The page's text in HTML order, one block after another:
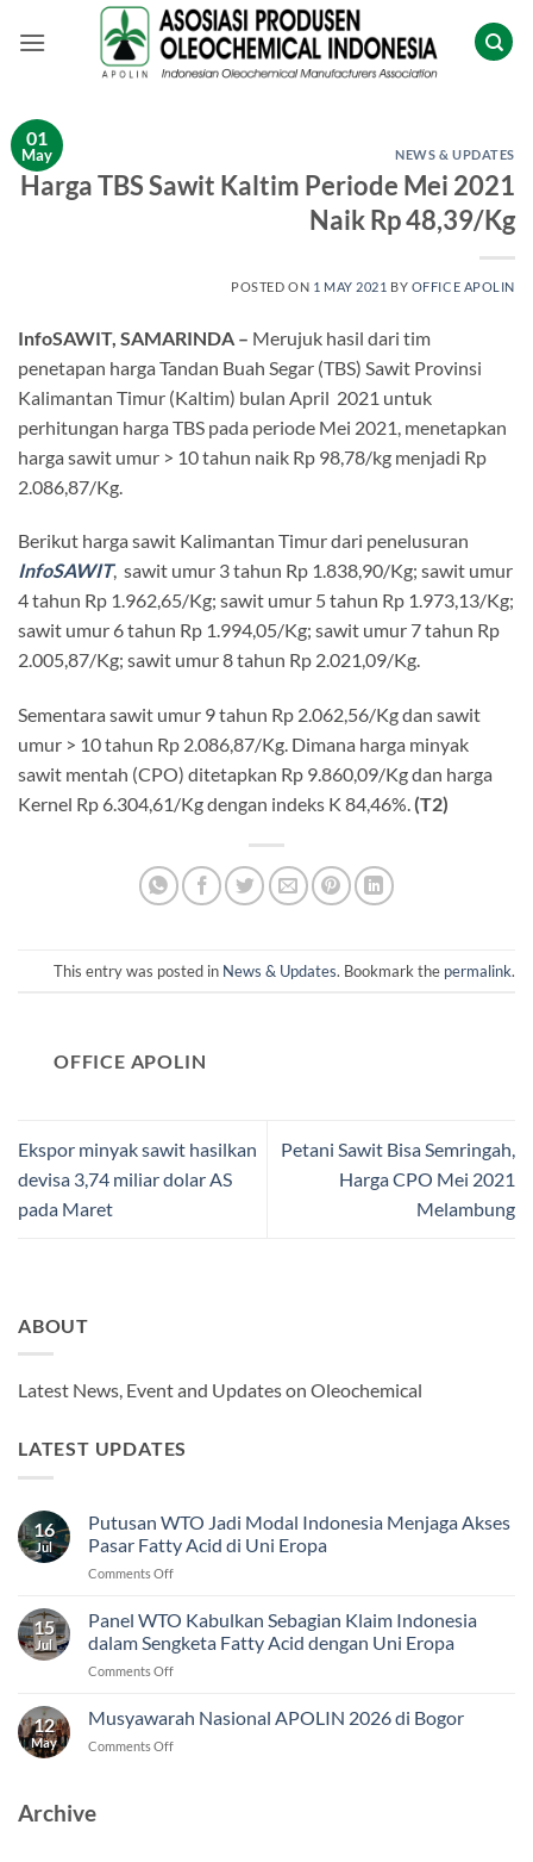
01
May NEWS & UPDATES
Harga TBS Sawit Kaltim Periode Mei 2021
Naik Rp 48,39/Kg
POSTED ON 1 MAY 2021 BY OFFICE APOLIN
InfoSAWIT, SAMARINDA – Merujuk hasil dari tim
penetapan harga Tandan Buah Segar (TBS) Sawit Provinsi
Kalimantan Timur (Kaltim) bulan April 2021 untuk
perhitungan harga TBS pada periode Mei 2021, menetapkan
harga sawit umur > 10 tahun naik Rp 98,78/kg menjadi Rp
2.086,87/Kg.
Berikut harga sawit Kalimantan Timur dari penelusuran
InfoSAWIT, sawit umur 3 tahun Rp 1.838,90/Kg; sawit umur
4 tahun Rp 1.962,65/Kg; sawit umur 5 tahun Rp 1.973,13/Kg;
sawit umur 6 tahun Rp 1.994,05/Kg; sawit umur 7 tahun Rp
2.005,87/Kg; sawit umur 8 tahun Rp 2.021,09/Kg.
Sementara sawit umur 9 tahun Rp 2.062,56/Kg dan sawit
umur > 10 tahun Rp 2.086,87/Kg. Dimana harga minyak
sawit mentah (CPO) ditetapkan Rp 9.860,09/Kg dan harga
Kernel Rp 6.304,61/Kg dengan indeks K 84,46%. (T2)
This entry was posted in News & Updates. Bookmark the permalink.
OFFICE APOLIN
Ekspor minyak sawit hasilkan
devisa 3,74 miliar dolar AS
pada Maret
Petani Sawit Bisa Semringah,
Harga CPO Mei 2021
Melambung
ABOUT
Latest News, Event and Updates on Oleochemical
LATEST UPDATES
16
Jul
Putusan WTO Jadi Modal Indonesia Menjaga Akses
Pasar Fatty Acid di Uni Eropa
Comments Offon
WTO
Jadi
Modal
Indonesia
Akses
15
Jul
Panel WTO Kabulkan Sebagian Klaim Indonesia
dalam Sengketa Fatty Acid dengan Uni Eropa
Comments Offon
WTO
Kabulkan
Sebagian
12
May
Musyawarah Nasional APOLIN 2026 di Bogor
Comments Offon
Archive